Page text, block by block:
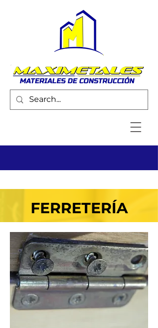
FERRETERÍA